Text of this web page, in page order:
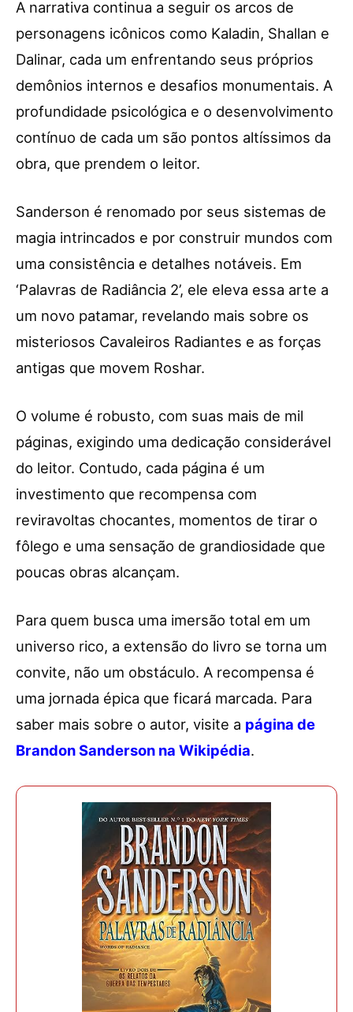
A narrativa continua a seguir os arcos de
personagens icônicos como Kaladin, Shallan e
Dalinar, cada um enfrentando seus próprios
demônios internos e desafios monumentais. A
profundidade psicológica e o desenvolvimento
contínuo de cada um são pontos altíssimos da
obra, que prendem o leitor.
Sanderson é renomado por seus sistemas de
magia intrincados e por construir mundos com
uma consistência e detalhes notáveis. Em
‘Palavras de Radiância 2’, ele eleva essa arte a
um novo patamar, revelando mais sobre os
misteriosos Cavaleiros Radiantes e as forças
antigas que movem Roshar.
O volume é robusto, com suas mais de mil
páginas, exigindo uma dedicação considerável
do leitor. Contudo, cada página é um
investimento que recompensa com
reviravoltas chocantes, momentos de tirar o
fôlego e uma sensação de grandiosidade que
poucas obras alcançam.
Para quem busca uma imersão total em um
universo rico, a extensão do livro se torna um
convite, não um obstáculo. A recompensa é
uma jornada épica que ficará marcada. Para
saber mais sobre o autor, visite a página de
Brandon Sanderson na Wikipédia.